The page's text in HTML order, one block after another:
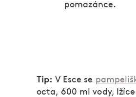
pomazánce.
Tip: V Esce se
octa, 600 ml vody,